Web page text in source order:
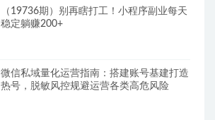
（19736期）别再瞎打工！小程序副业每天
稳定躺赚200+
微信私域量化运营指南：搭建账号基建打造
热号，脱敏风控规避运营各类高危风险